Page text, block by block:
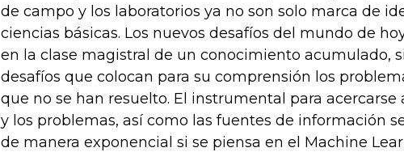
de campo y los laboratorios ya no son solo marca de
ciencias básicas. Los nuevos desafíos del mundo de
en la clase magistral de un conocimiento acumulado,
desafíos que colocan para su comprensión los
que no se han resuelto. El instrumental para acercarse
y los problemas, así como las fuentes de información
de manera exponencial si se piensa en el Machine